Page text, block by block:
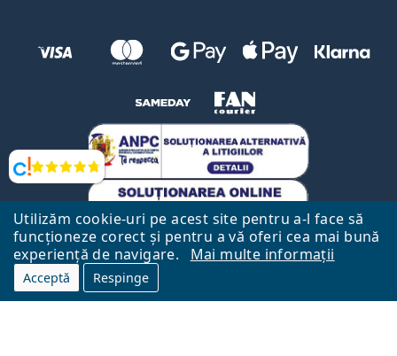
Utilizăm cookie-uri pe acest site pentru a-l face să
funcționeze corect și pentru a vă oferi cea mai bună
experiență de navigare.
Mai multe informații
Acceptă Respinge
Opinii
Către Pagina Principală
Lentiamo.ro este deținut și operat de către Lentiamo s.r.o., Republica